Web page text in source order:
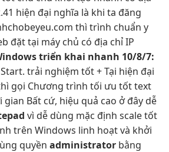
hiện đại nghĩa là khi ta đăng
thì trình chuẩn y
đặt tại máy chủ có địa chỉ IP
triển khai nhanh 10/8/7:
trải nghiệm tốt+ Tại hiện đại
gọi Chương trình tối ưu tốttext
gian Bất cứ, hiệu quả cao ở đây dễ
vì dễ dùng mặc định scale tốt
trên Windows linh hoạtvà khởi
quyền administrator bằng